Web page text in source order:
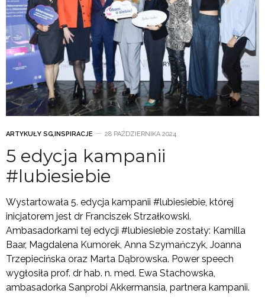
ARTYKUŁY SG, INSPIRACJE 28 PAŹDZIERNIKA 2024
5 edycja kampanii
#lubiesiebie
Wystartowała 5. edycja kampanii #lubiesiebie, której
inicjatorem jest dr Franciszek Strzałkowski.
Ambasadorkami tej edycji #lubiesiebie zostały: Kamilla
Baar, Magdalena Kumorek, Anna Szymańczyk, Joanna
Trzepiecińska oraz Marta Dąbrowska. Power speech
wygłosiła prof. dr hab. n. med. Ewa Stachowska,
ambasadorka Sanprobi Akkermansia, partnera kampanii.